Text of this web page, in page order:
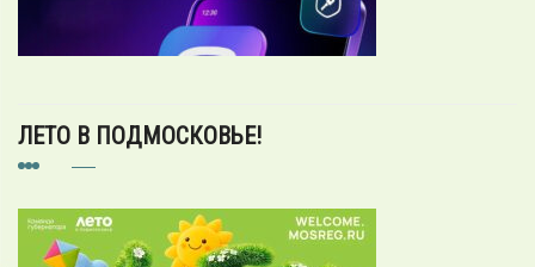
ЛЕТО В ПОДМОСКОВЬЕ!